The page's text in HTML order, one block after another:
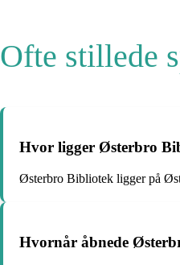
Ofte stillede
Hvor ligger Østerbro
Østerbro Bibliotek ligger på
Hvornår åbnede